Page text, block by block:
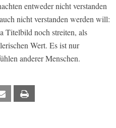
entweder nicht verstanden
nicht verstanden werden will:
Titelbild noch streiten, als
Wert. Es ist nur
anderer Menschen.
Email